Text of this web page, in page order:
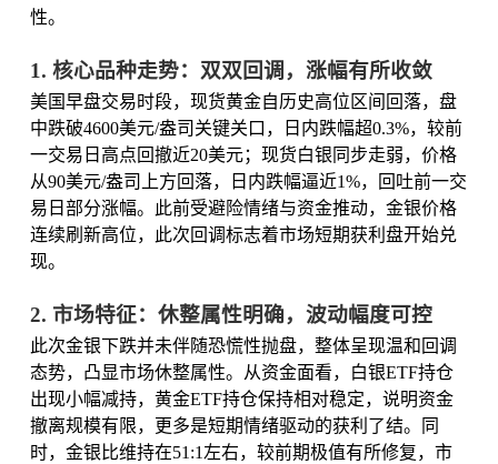
性。
1. 核心品种走势：双双回调，涨幅有所收敛
美国早盘交易时段，现货黄金自历史高位区间回落，盘
中跌破4600美元/盎司关键关口，日内跌幅超0.3%，较前
一交易日高点回撤近20美元；现货白银同步走弱，价格
从90美元/盎司上方回落，日内跌幅逼近1%，回吐前一交
易日部分涨幅。此前受避险情绪与资金推动，金银价格
连续刷新高位，此次回调标志着市场短期获利盘开始兑
现。
2. 市场特征：休整属性明确，波动幅度可控
此次金银下跌并未伴随恐慌性抛盘，整体呈现温和回调
态势，凸显市场休整属性。从资金面看，白银ETF持仓
出现小幅减持，黄金ETF持仓保持相对稳定，说明资金
撤离规模有限，更多是短期情绪驱动的获利了结。同
时，金银比维持在51:1左右，较前期极值有所修复，市